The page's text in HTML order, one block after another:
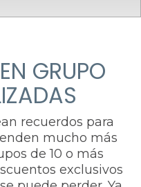
GRUPO
recuerdos para
mucho más
de 10 o más
exclusivos